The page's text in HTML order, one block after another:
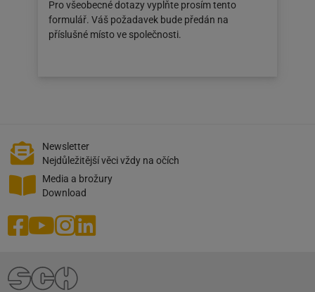
Pro všeobecné dotazy vyplňte prosím tento
formulář. Váš požadavek bude předán na
příslušné místo ve společnosti.
Newsletter
Nejdůležitější věci vždy na očích
Media a brožury
Download